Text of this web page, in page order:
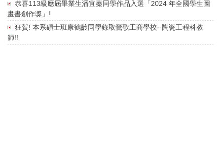
恭喜113級應屆畢業生潘宜蓁同學作品入選「2024 年全國學生圖
畫書創作獎」!
狂賀! 本系碩士班康鶴齡同學錄取鶯歌工商學校--陶瓷工程科教
師!!